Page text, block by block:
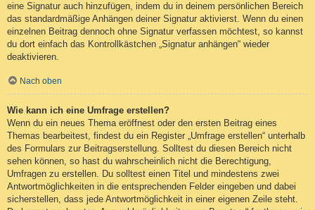
eine Signatur auch hinzufügen, indem du in deinem persönlichen Bereich
das standardmäßige Anhängen deiner Signatur aktivierst. Wenn du einen
einzelnen Beitrag dennoch ohne Signatur verfassen möchtest, so kannst
du dort einfach das Kontrollkästchen „Signatur anhängen“ wieder
deaktivieren.
Nach oben
Wie kann ich eine Umfrage erstellen?
Wenn du ein neues Thema eröffnest oder den ersten Beitrag eines
Themas bearbeitest, findest du ein Register „Umfrage erstellen“ unterhalb
des Formulars zur Beitragserstellung. Solltest du diesen Bereich nicht
sehen können, so hast du wahrscheinlich nicht die Berechtigung,
Umfragen zu erstellen. Du solltest einen Titel und mindestens zwei
Antwortmöglichkeiten in die entsprechenden Felder eingeben und dabei
sicherstellen, dass jede Antwortmöglichkeit in einer eigenen Zeile steht.